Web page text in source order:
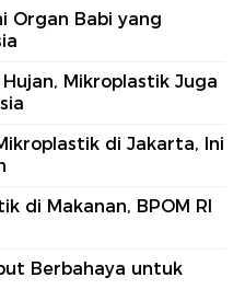
Organ Babi yang
Mikroplastik Juga
di Jakarta, Ini
di Makanan, BPOM RI
Berbahaya untuk